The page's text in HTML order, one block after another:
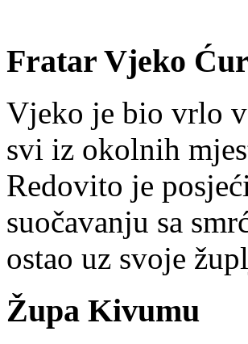
Fratar Vjeko
Vjeko je bio vrlo
svi iz okolnih
Redovito je
suočavanju sa
ostao uz svoje
Župa Kivumu